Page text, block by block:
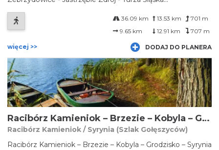
36.09 km 13.53 km
701 m
9.65 km
12.91 km 707 m
więcej >> DODAJ DO PLANERA
Racibórz Kamieniok – Brzezie – Kobyla – Grodzisko – Syrynia (Szlak Gołęszyców)
Racibórz Kamieniok / Syrynia (Szlak Gołęszyców)
Racibórz Kamieniok – Brzezie – Kobyla – Grodzisko – Syrynia